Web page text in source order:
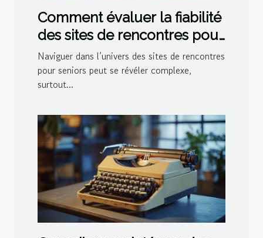
Comment évaluer la fiabilité
des sites de rencontres pour
seniors
Naviguer dans l’univers des sites de rencontres
pour seniors peut se révéler complexe,
surtout...